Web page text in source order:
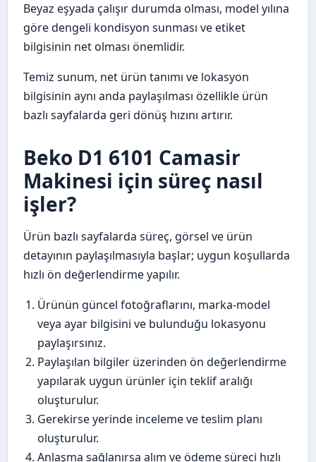
Beyaz eşyada çalışır durumda olması, model yılına
göre dengeli kondisyon sunması ve etiket
bilgisinin net olması önemlidir.
Temiz sunum, net ürün tanımı ve lokasyon
bilgisinin aynı anda paylaşılması özellikle ürün
bazlı sayfalarda geri dönüş hızını artırır.
Beko D1 6101 Camasir
Makinesi için süreç nasıl
işler?
Ürün bazlı sayfalarda süreç, görsel ve ürün
detayının paylaşılmasıyla başlar; uygun koşullarda
hızlı ön değerlendirme yapılır.
Ürünün güncel fotoğraflarını, marka-model
veya ayar bilgisini ve bulunduğu lokasyonu
paylaşırsınız.
Paylaşılan bilgiler üzerinden ön değerlendirme
yapılarak uygun ürünler için teklif aralığı
oluşturulur.
Gerekirse yerinde inceleme ve teslim planı
oluşturulur.
Anlaşma sağlanırsa alım ve ödeme süreci hızlı